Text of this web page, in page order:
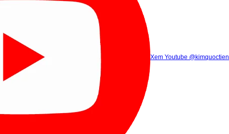
Xem Tik Tok
Gọi điện (8h00 - 21h30)
Xem Youtube @kimquoctien